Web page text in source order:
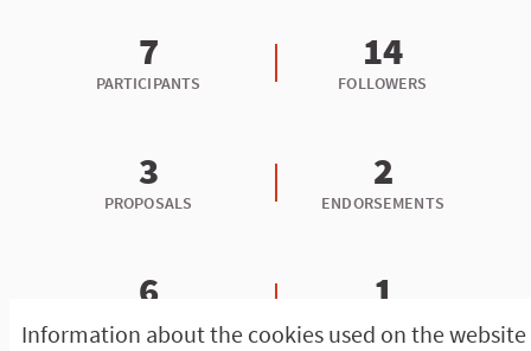
Information about the cookies used on the website
7
PARTICIPANTS
14
FOLLOWERS
3
PROPOSALS
2
ENDORSEMENTS
6
POSTS
1
MEETINGS